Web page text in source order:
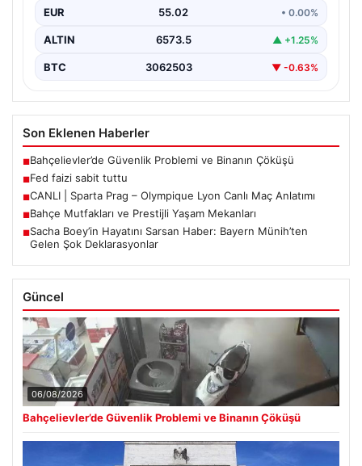
EUR 55.02 • 0.00%
ALTIN 6573.5 ▲ +1.25%
BTC 3062503 ▼ -0.63%
Son Eklenen Haberler
■Bahçelievler’de Güvenlik Problemi ve Binanın Çöküşü
■Fed faizi sabit tuttu
■CANLI | Sparta Prag – Olympique Lyon Canlı Maç Anlatımı
■Bahçe Mutfakları ve Prestijli Yaşam Mekanları
■Sacha Boey’in Hayatını Sarsan Haber: Bayern Münih’ten
Gelen Şok Deklarasyonlar
Güncel
06/08/2026
Bahçelievler’de Güvenlik Problemi ve Binanın Çöküşü